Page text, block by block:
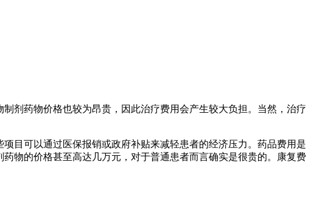
剂药物价格也较为昂贵，因此治疗费用会产生较大负担。当然，治疗
目可以通过医保报销或政府补贴来减轻患者的经济压力。药品费用是
物的价格甚至高达几万元，对于普通患者而言确实是很贵的。康复费